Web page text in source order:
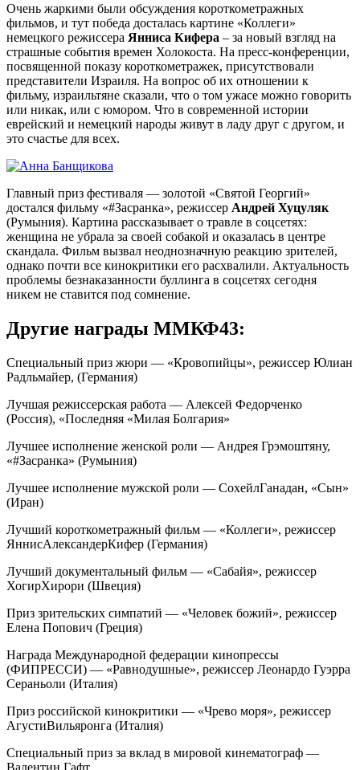
Очень жаркими были обсуждения короткометражных
фильмов, и тут победа досталась картине «Коллеги»
немецкого режиссера Янниса Кифера – за новый взгляд на
страшные события времен Холокоста. На пресс-конференции,
посвященной показу короткометражек, присутствовали
представители Израиля. На вопрос об их отношении к
фильму, израильтяне сказали, что о том ужасе можно говорить
или никак, или с юмором. Что в современной истории
еврейский и немецкий народы живут в ладу друг с другом, и
это счастье для всех.
Главный приз фестиваля — золотой «Святой Георгий»
достался фильму «#Засранка», режиссер Андрей Хуцуляк
(Румыния). Картина рассказывает о травле в соцсетях:
женщина не убрала за своей собакой и оказалась в центре
скандала. Фильм вызвал неоднозначную реакцию зрителей,
однако почти все кинокритики его расхвалили. Актуальность
проблемы безнаказанности буллинга в соцсетях сегодня
никем не ставится под сомнение.
Другие награды ММКФ43:
Специальный приз жюри — «Кровопийцы», режиссер Юлиан
Радльмайер, (Германия)
Лучшая режиссерская работа — Алексей Федорченко
(Россия), «Последняя «Милая Болгария»
Лучшее исполнение женской роли — Андрея Грэмоштяну,
«#Засранка» (Румыния)
Лучшее исполнение мужской роли — СохейлГанадан, «Сын»
(Иран)
Лучший короткометражный фильм — «Коллеги», режиссер
ЯннисАлександерКифер (Германия)
Лучший документальный фильм — «Сабайя», режиссер
ХогирХирори (Швеция)
Приз зрительских симпатий — «Человек божий», режиссер
Елена Попович (Греция)
Награда Международной федерации кинопрессы
(ФИПРЕССИ) — «Равнодушные», режиссер Леонардо Гуэрра
Сераньоли (Италия)
Приз российской кинокритики — «Чрево моря», режиссер
АгустиВильяронга (Италия)
Специальный приз за вклад в мировой кинематограф —
Валентин Гафт.